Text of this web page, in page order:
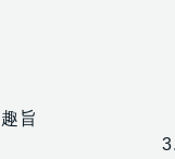
趣旨